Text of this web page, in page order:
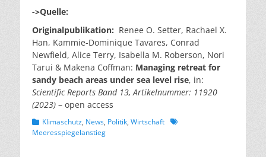
->Quelle:
Originalpublikation: Renee O. Setter, Rachael X.
Han, Kammie-Dominique Tavares, Conrad
Newfield, Alice Terry, Isabella M. Roberson, Nori
Tarui & Makena Coffman: Managing retreat for
sandy beach areas under sea level rise, in:
Scientific Reports Band 13, Artikelnummer: 11920
(2023) – open access
Kategorien
Klimaschutz, News, Politik, Wirtschaft Schlagworte
Meeresspiegelanstieg